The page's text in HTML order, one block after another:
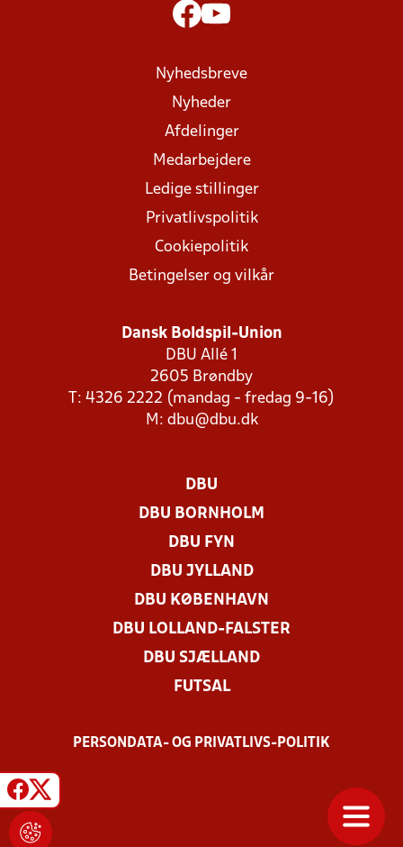
Nyhedsbreve
Nyheder
Afdelinger
Medarbejdere
Ledige stillinger
Privatlivspolitik
Cookiepolitik
Betingelser og vilkår
Dansk Boldspil-Union
DBU Allé 1
2605 Brøndby
T: 4326 2222 (mandag - fredag 9-16)
M: dbu@dbu.dk
DBU
DBU BORNHOLM
DBU FYN
DBU JYLLAND
DBU KØBENHAVN
DBU LOLLAND-FALSTER
DBU SJÆLLAND
FUTSAL
PERSONDATA- OG PRIVATLIVS-POLITIK